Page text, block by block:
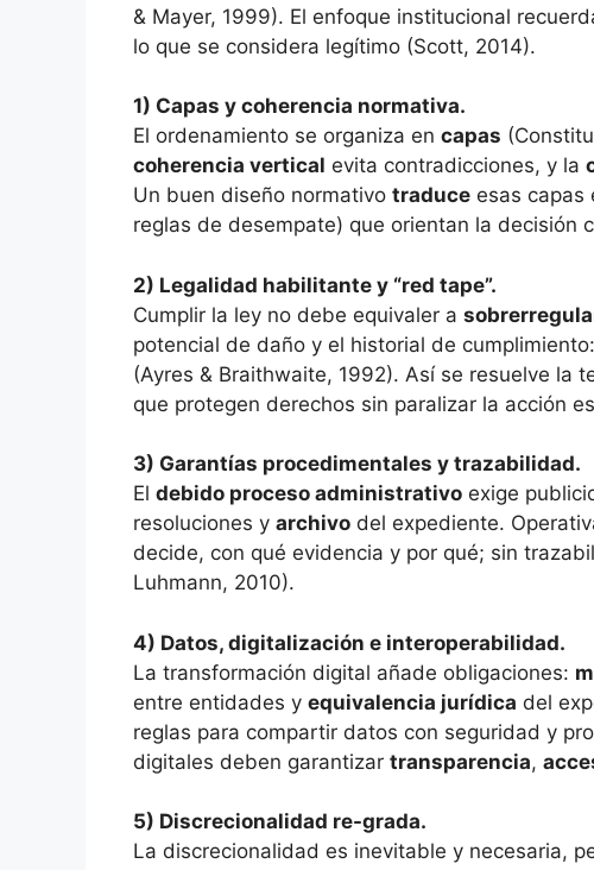
& Mayer, 1999). El enfoque institucional
lo que se considera legítimo (Scott, 2014).
1) Capas y coherencia normativa.
El ordenamiento se organiza en capas
coherencia vertical evita contradicciones, y la
Un buen diseño normativo traduce esas capas
reglas de desempate) que orientan la decisión
2) Legalidad habilitante y “red tape”.
Cumplir la ley no debe equivaler a
potencial de daño y el historial de
(Ayres & Braithwaite, 1992). Así se resuelve la
que protegen derechos sin paralizar la acción
3) Garantías procedimentales y trazabilidad.
El debido proceso administrativo exige
resoluciones y archivo del expediente.
decide, con qué evidencia y por qué; sin
Luhmann, 2010).
4) Datos, digitalización e interoperabilidad.
La transformación digital añade obligaciones:
entre entidades y equivalencia jurídica del
reglas para compartir datos con seguridad y
digitales deben garantizar transparencia,
5) Discrecionalidad re-grada.
La discrecionalidad es inevitable y necesaria,